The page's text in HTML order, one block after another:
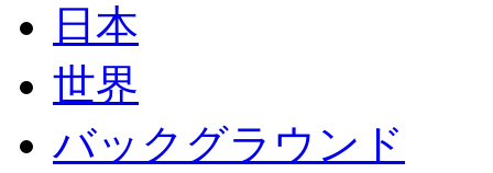
日本
世界
バックグラウンド